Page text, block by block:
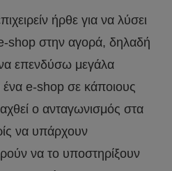
ήρθε για να λύσει
shop στην αγορά, δηλαδή
να επενδύσω μεγάλα
e-shop σε κάποιους
ο ανταγωνισμός στα
να υπάρχουν
να το υποστηρίξουν